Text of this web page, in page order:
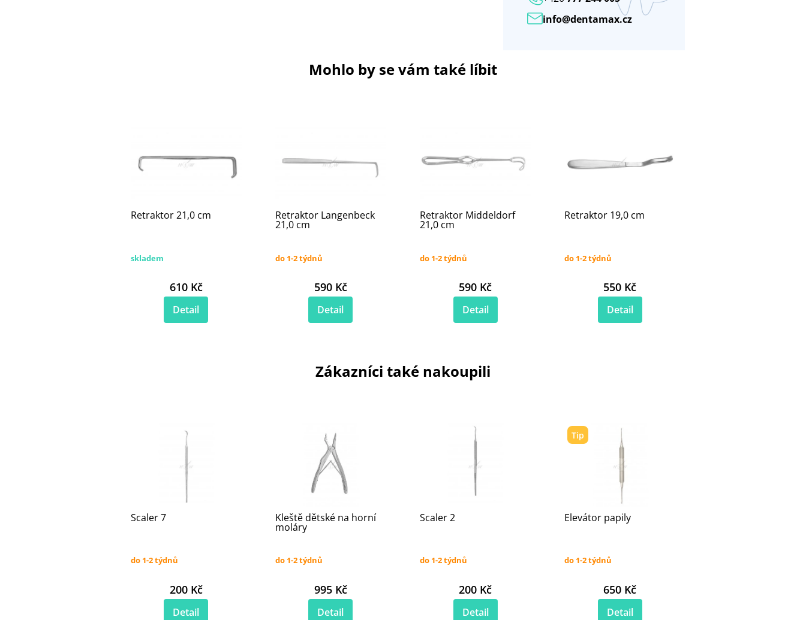
info@dentamax.cz
Mohlo by se vám také líbit
Retraktor 21,0 cm
skladem
610 Kč
Detail
Retraktor Langenbeck
21,0 cm
do 1-2 týdnů
590 Kč
Detail
Retraktor Middeldorf
21,0 cm
do 1-2 týdnů
590 Kč
Detail
Retraktor 19,0 cm
do 1-2 týdnů
550 Kč
Detail
Zákazníci také nakoupili
Scaler 7
do 1-2 týdnů
200 Kč
Detail
Kleště dětské na horní
moláry
do 1-2 týdnů
995 Kč
Detail
Scaler 2
do 1-2 týdnů
200 Kč
Detail
Tip
Elevátor papily
do 1-2 týdnů
650 Kč
Detail